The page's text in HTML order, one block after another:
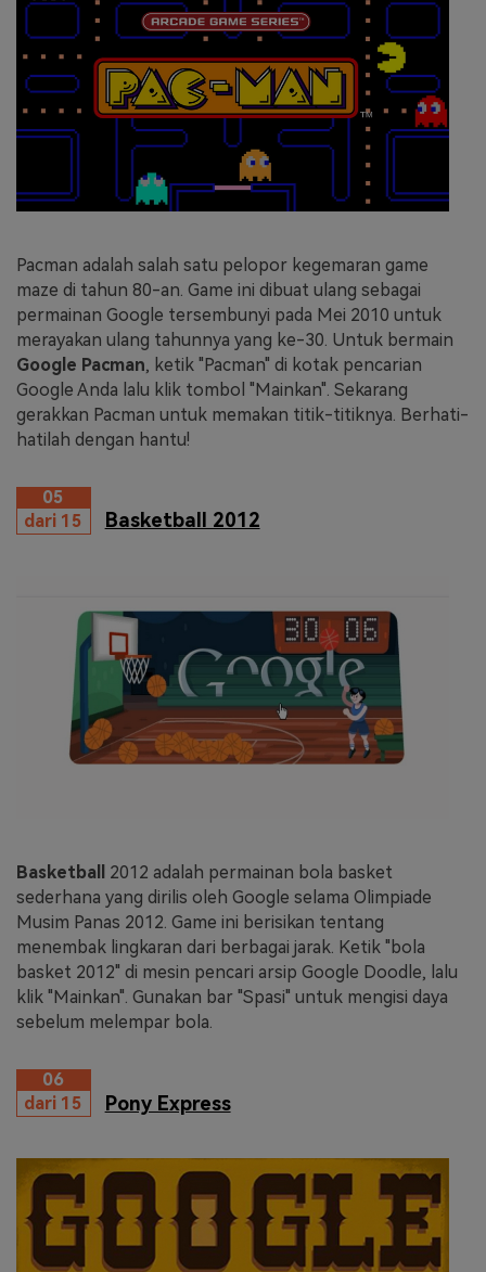
Pacman adalah salah satu pelopor kegemaran game
maze di tahun 80-an. Game ini dibuat ulang sebagai
permainan Google tersembunyi pada Mei 2010 untuk
merayakan ulang tahunnya yang ke-30. Untuk bermain
Google Pacman, ketik "Pacman" di kotak pencarian
Google Anda lalu klik tombol "Mainkan". Sekarang
gerakkan Pacman untuk memakan titik-titiknya. Berhati-
hatilah dengan hantu!
05
dari 15
Basketball 2012
Basketball
2012 adalah permainan bola basket
sederhana yang dirilis oleh Google selama Olimpiade
Musim Panas 2012. Game ini berisikan tentang
menembak lingkaran dari berbagai jarak. Ketik "bola
basket 2012" di mesin pencari arsip Google Doodle, lalu
klik "Mainkan". Gunakan bar "Spasi" untuk mengisi daya
sebelum melempar bola.
06
dari 15
Pony Express